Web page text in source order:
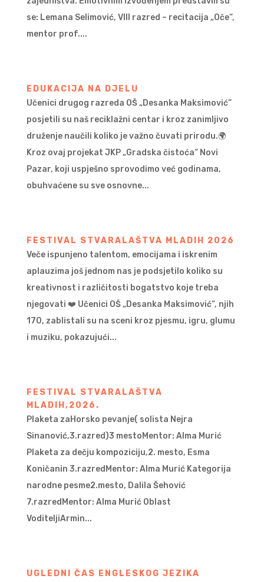
se: Lemana Selimović, VIII razred – recitacija „Oče“,
mentor prof....
EDUKACIJA NA DJELU
Učenici drugog razreda OŠ „Desanka Maksimović“
posjetili su naš reciklažni centar i kroz zanimljivo
druženje naučili koliko je važno čuvati prirodu.🌍
Kroz ovaj projekat JKP „Gradska čistoća“ Novi
Pazar, koji uspješno sprovodimo već godinama,
obuhvaćene su sve osnovne...
FESTIVAL STVARALAŠTVA MLADIH 2026
Veče ispunjeno talentom, emocijama i iskrenim
aplauzima još jednom nas je podsjetilo koliko su
kreativnost i različitosti bogatstvo koje treba
njegovati ❤️ Učenici OŠ „Desanka Maksimović“, njih
170, zablistali su na sceni kroz pjesmu, igru, glumu
i muziku, pokazujući...
FESTIVAL STVARALAŠTVA
MLADIH,2026.
Plaketa zaHorsko pevanje( solista Nejra
Sinanović,3.razred)3 mestoMentor: Alma Murić
Plaketa za dečju kompoziciju,2. mesto, Esma
Koničanin 3.razredMentor: Alma Murić Kategorija
narodne pesme2.mesto, Dalila Šehović
7.razredMentor: Alma Murić Oblast
VoditeljiArmin...
UGLEDNI ČAS ENGLESKOG JEZIKA